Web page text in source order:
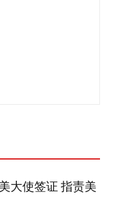
大使签证 指责美